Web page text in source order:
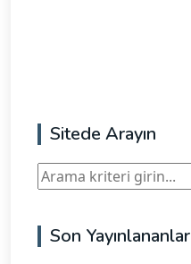
Sitede Arayın
Ara
Son Yayınlananlar